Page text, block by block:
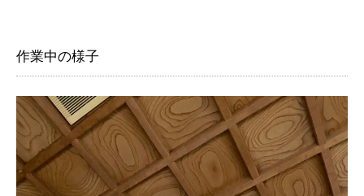
作業中の様子